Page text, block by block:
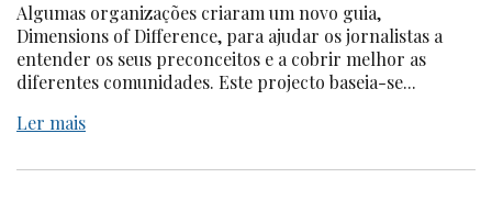
Algumas organizações criaram um novo guia,
Dimensions of Difference, para ajudar os jornalistas a
entender os seus preconceitos e a cobrir melhor as
diferentes comunidades. Este projecto baseia-se...
Ler mais